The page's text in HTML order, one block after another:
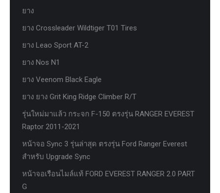
ยาง
ยาง Crossleader Wildtiger T01 Tires
ยาง Leao Sport AT-2
ยาง Nos N1
ยาง Veenom Black Eagle
ยาง ยาง Grit King Ridge Climber R/T
รุ่นใหม่มาแล้ว กระจก F-150 ตรงรุ่น RANGER EVEREST
Raptor 2011-2021
หน้าจอ Sync 3 รุ่นล่าสุด ตรงรุ่น Ford Ranger Everest
สำหรับ Upgrade Sync
หน้าจอเรือนไมล์แท้ FORD EVEREST RANGER 2.0 PART
G